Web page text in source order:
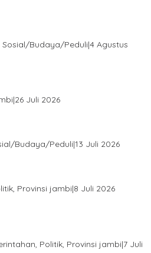
Sosial/Budaya/Peduli|4 Agustus
|26 Juli 2026
Budaya/Peduli|13 Juli 2026
Provinsi jambi|8 Juli 2026
Politik, Provinsi jambi|7 Juli